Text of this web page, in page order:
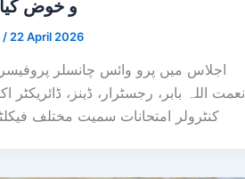
و خوض کیا
/ 22 April 2026
اجلاس میں پرو وائس چانسلر پروفیسر
نعمت اللہ بابر، رجسٹرار، ڈینز، ڈائریکٹر
کنٹرولر امتحانات سمیت مختلف